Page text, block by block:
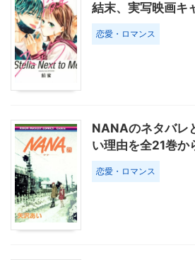
結末、実写映画キ
恋愛・ロマンス
NANAのネタバレ
い理由を全21巻か
恋愛・ロマンス